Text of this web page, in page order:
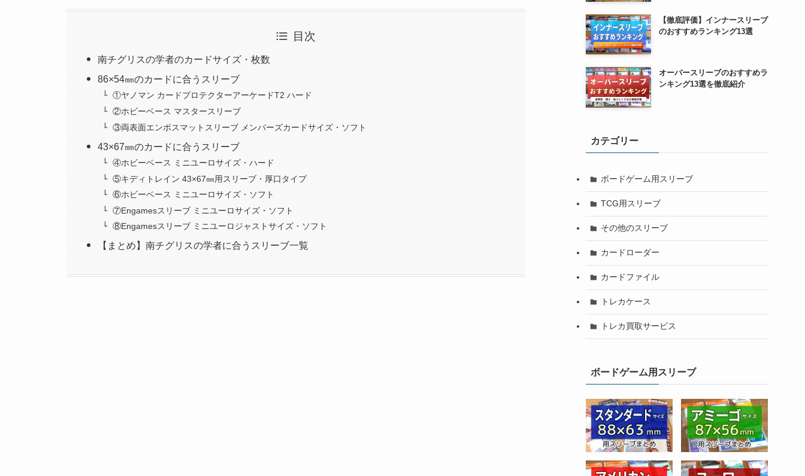
目次
南チグリスの学者のカードサイズ・枚数
86×54㎜のカードに合うスリーブ
①ヤノマン カードプロテクターアーケードT2 ハード
②ホビーベース マスタースリーブ
③両表面エンボスマットスリーブ メンバーズカードサイズ・ソフト
43×67㎜のカードに合うスリーブ
④ホビーベース ミニユーロサイズ・ハード
⑤キディトレイン 43×67㎜用スリーブ・厚口タイプ
⑥ホビーベース ミニユーロサイズ・ソフト
⑦Engamesスリーブ ミニユーロサイズ・ソフト
⑧Engamesスリーブ ミニユーロジャストサイズ・ソフト
【まとめ】南チグリスの学者に合うスリーブ一覧
【徹底評価】インナースリーブ
のおすすめランキング13選
オーバースリーブのおすすめラ
ンキング13選を徹底紹介
カテゴリー
ボードゲーム用スリーブ
TCG用スリーブ
その他のスリーブ
カードローダー
カードファイル
トレカケース
トレカ買取サービス
ボードゲーム用スリーブ